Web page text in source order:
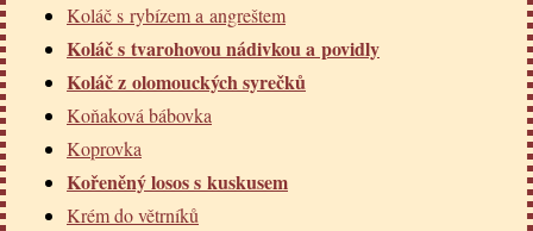
Koláč s rybízem a angreštem
Koláč s tvarohovou nádivkou a povidly
Koláč z olomouckých syrečků
Koňaková bábovka
Koprovka
Kořeněný losos s kuskusem
Krém do větrníků